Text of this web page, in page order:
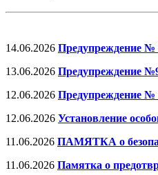
14.06.2026 Предупреждение №
13.06.2026 Предупреждение
12.06.2026 Предупреждение №
12.06.2026 Установление
11.06.2026 ПАМЯТКА о
11.06.2026 Памятка о